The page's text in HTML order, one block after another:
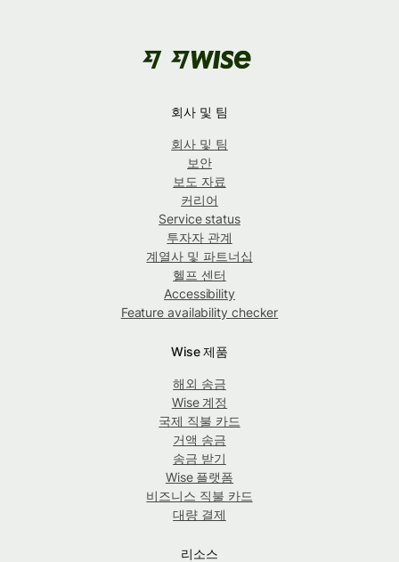
회사 및 팀
회사 및 팀
보안
보도 자료
커리어
Service status
투자자 관계
계열사 및 파트너십
헬프 센터
Accessibility
Feature availability checker
Wise 제품
해외 송금
Wise 계정
국제 직불 카드
거액 송금
송금 받기
Wise 플랫폼
비즈니스 직불 카드
대량 결제
리소스